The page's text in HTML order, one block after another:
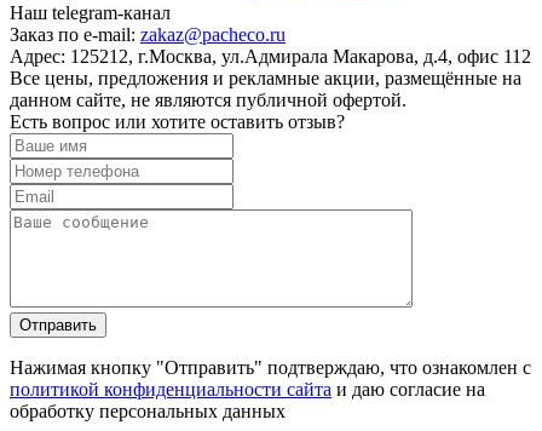
Наш telegram-канал
Заказ по e-mail: zakaz@pacheco.ru
Адрес: 125212, г.Москва, ул.Адмирала Макарова, д.4, офис 112
Все цены, предложения и рекламные акции, размещённые на
данном сайте, не являются публичной офертой.
Есть вопрос или хотите оставить отзыв?
Нажимая кнопку "Отправить" подтверждаю, что ознакомлен с
политикой конфиденциальности сайта и даю согласие на
обработку персональных данных